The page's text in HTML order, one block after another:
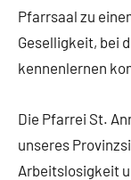
Pfarrsaal zu
Geselligkeit, bei
kennenlernen
Die Pfarrei St.
unseres
Arbeitslosigkeit